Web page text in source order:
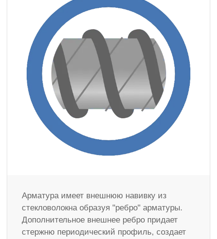
Арматура имеет внешнюю навивку из
стекловолокна образуя "ребро" арматуры.
Дополнительное внешнее ребро придает
стержню периодический профиль, создает